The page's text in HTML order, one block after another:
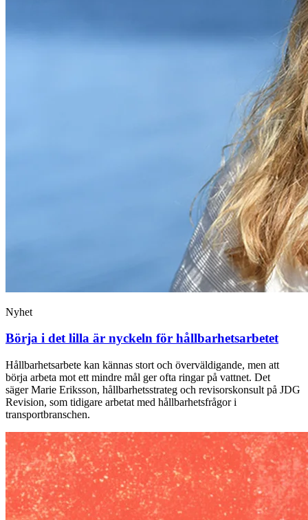
Nyhet
Börja i det lilla är nyckeln för hållbarhetsarbetet
Hållbarhetsarbete kan kännas stort och överväldigande, men att
börja arbeta mot ett mindre mål ger ofta ringar på vattnet. Det
säger Marie Eriksson, hållbarhetsstrateg och revisorskonsult på JDG
Revision, som tidigare arbetat med hållbarhetsfrågor i
transportbranschen.